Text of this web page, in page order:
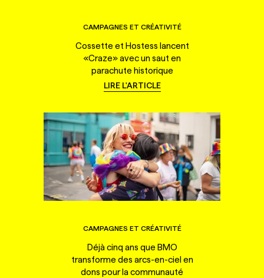
CAMPAGNES ET CRÉATIVITÉ
Cossette et Hostess lancent
«Craze» avec un saut en
parachute historique
LIRE L'ARTICLE
CAMPAGNES ET CRÉATIVITÉ
Déjà cinq ans que BMO
transforme des arcs-en-ciel en
dons pour la communauté